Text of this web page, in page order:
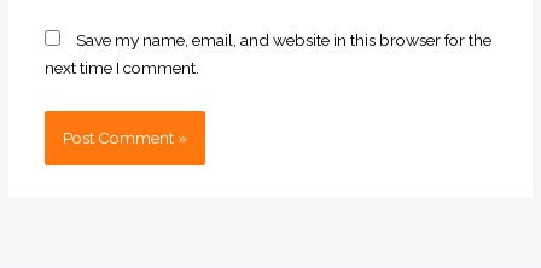
Save my name, email, and website in this browser for the
next time I comment.